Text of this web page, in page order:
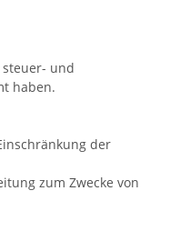
und
haben.
der
zum Zwecke von